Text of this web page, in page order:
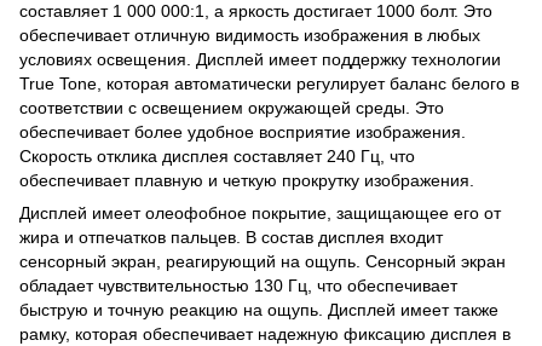
составляет 1 000 000:1, а яркость достигает 1000 болт. Это
обеспечивает отличную видимость изображения в любых
условиях освещения. Дисплей имеет поддержку технологии
True Tone, которая автоматически регулирует баланс белого в
соответствии с освещением окружающей среды. Это
обеспечивает более удобное восприятие изображения.
Скорость отклика дисплея составляет 240 Гц, что
обеспечивает плавную и четкую прокрутку изображения.
Дисплей имеет олеофобное покрытие, защищающее его от
жира и отпечатков пальцев. В состав дисплея входит
сенсорный экран, реагирующий на ощупь. Сенсорный экран
обладает чувствительностью 130 Гц, что обеспечивает
быструю и точную реакцию на ощупь. Дисплей имеет также
рамку, которая обеспечивает надежную фиксацию дисплея в